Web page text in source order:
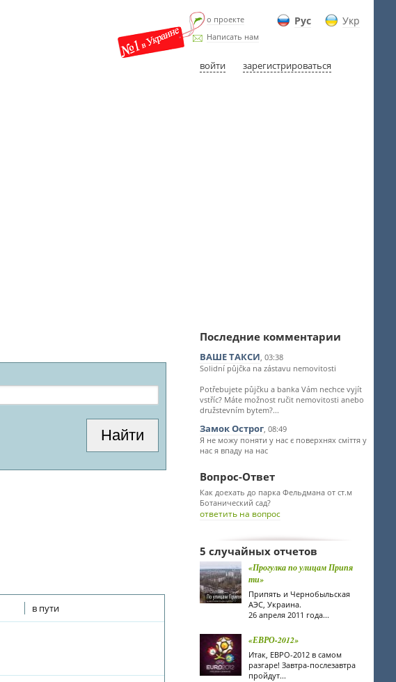
Рус Укр
о проекте
Написать нам
войти зарегистрироваться
в пути
Последние комментарии
ВАШЕ ТАКСИ, 03:38
Solidní půjčka na zástavu nemovitosti
Potřebujete půjčku a banka Vám nechce vyjít
vstříc? Máte možnost ručit nemovitosti anebo
družstevním bytem?...
Замок Острог, 08:49
Я не можу поняти у нас є поверхнях сміття у
нас я впаду на нас
Вопрос-Ответ
Как доехать до парка Фельдмана от ст.м
Ботанический сад?
ответить на вопрос
5 случайных отчетов
«Прогулка по улицам Припя
ти»
Припять и Чернобыльская
АЭС, Украина.
26 апреля 2011 года...
«ЕВРО-2012»
Итак, ЕВРО-2012 в самом
разгаре! Завтра-послезавтра
пройдут...